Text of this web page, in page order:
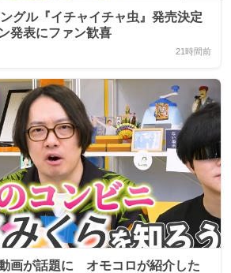
グル『イチャイチャ虫』発売決定
発表にファン歓喜
21時間前
動画が話題に オモコロが紹介した